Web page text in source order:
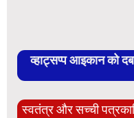
व्हाट्सप्प आइकान को
स्वतंत्र और सच्ची